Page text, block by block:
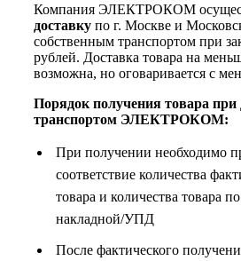
Компания ЭЛЕКТРОКОМ
доставку по г. Москве и
собственным транспортом при
рублей. Доставка товара на
возможна, но оговаривается с
Порядок получения товара при
транспортом ЭЛЕКТРОКОМ:
При получении необходимо
соответствие количества
товара и количества товара
накладной/УПД
После фактического